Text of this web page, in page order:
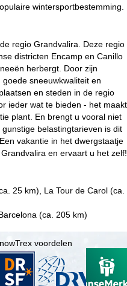
wintersportbestemming.
regio Grandvalira. Deze regio
districten Encamp en Canillo
herbergt. Door zijn
sneeuwkwaliteit en
en steden in de regio
ieder wat te bieden - het maakt
plant. En brengt u vooral niet
belastingtarieven is dit
vakantie in het dwergstaatje
en ervaart u het zelf!
25 km), La Tour de Carol (ca.
(ca. 205 km)
voordelen